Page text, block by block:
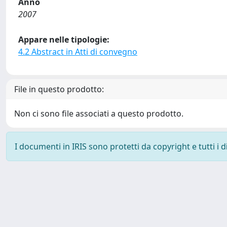
2007
Appare nelle tipologie:
4.2 Abstract in Atti di convegno
File in questo prodotto:
Non ci sono file associati a questo prodotto.
I documenti in IRIS sono protetti da copyright e tutti i